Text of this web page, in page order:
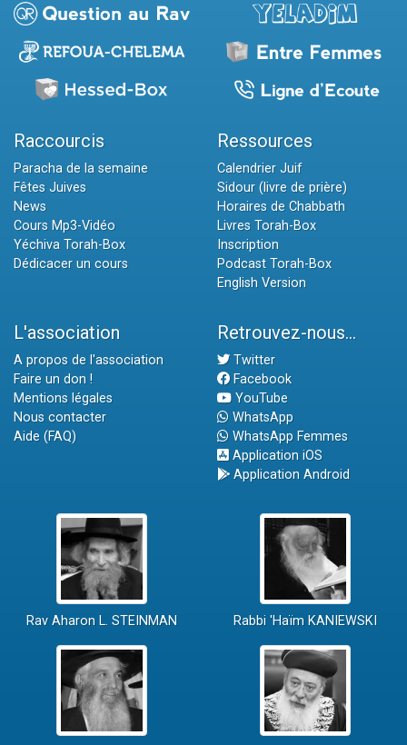
Raccourcis
Paracha de la semaine
Fêtes Juives
News
Cours Mp3-Vidéo
Yéchiva Torah-Box
Dédicacer un cours
Ressources
Calendrier Juif
Sidour (livre de prière)
Horaires de Chabbath
Livres Torah-Box
Inscription
Podcast Torah-Box
English Version
L'association
A propos de l'association
Faire un don !
Mentions légales
Nous contacter
Aide (FAQ)
Retrouvez-nous...
Twitter
Facebook
YouTube
WhatsApp
WhatsApp Femmes
Application iOS
Application Android
Rav Aharon L. STEINMAN Rabbi 'Haïm KANIEWSKI